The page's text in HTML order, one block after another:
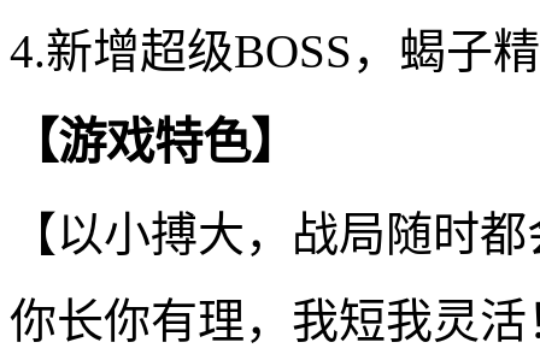
4.新增超级BOSS，蝎子
【游戏特色】
【以小搏大，战局随时
你长你有理，我短我灵